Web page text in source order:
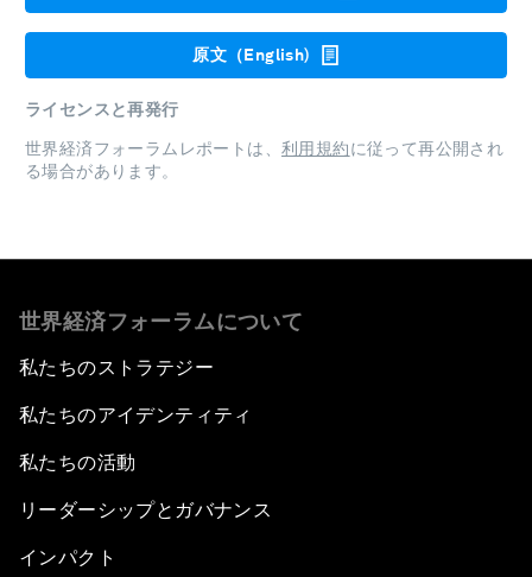
原文（English)
ライセンスと再発行
世界経済フォーラムレポートは、 利用規約に従って再公開され
る場合があります。
世界経済フォーラムについて
私たちのストラテジー
私たちのアイデンティティ
私たちの活動
リーダーシップとガバナンス
インパクト